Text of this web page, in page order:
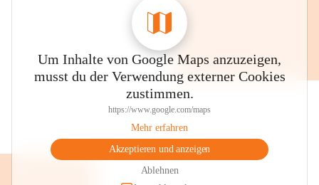
Um Inhalte von Google Maps anzuzeigen,
musst du der Verwendung externer Cookies
zustimmen.
https://www.google.com/maps
Mehr erfahren
Akzeptieren und anzeigen
Ablehnen